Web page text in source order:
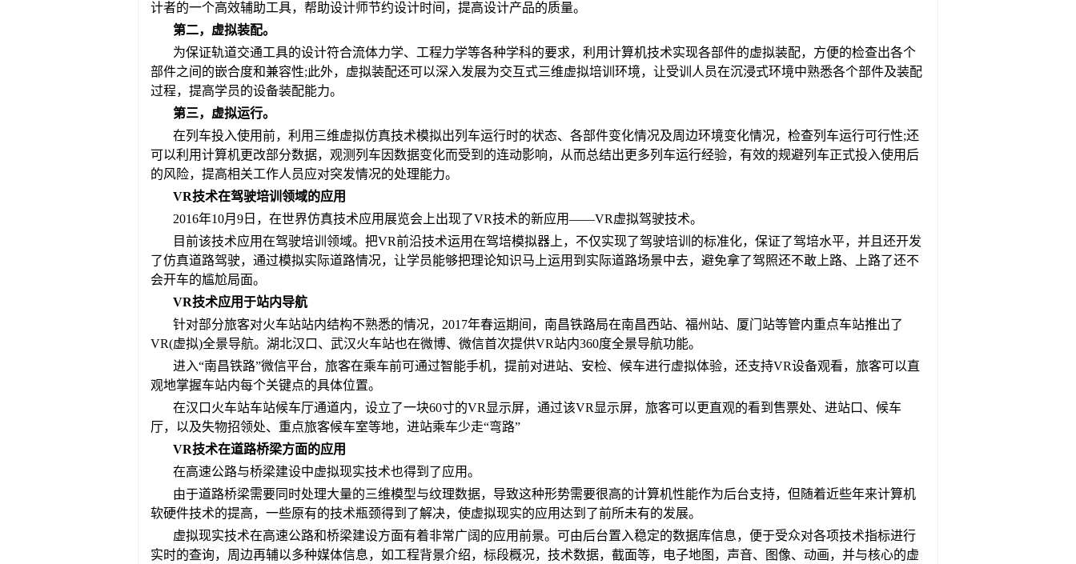
计者的一个高效辅助工具，帮助设计师节约设计时间，提高设计产品的质量。
第二，虚拟装配。
为保证轨道交通工具的设计符合流体力学、工程力学等各种学科的要求，利用计算机技术实现各部件的虚拟装配，方便的检查出各个
部件之间的嵌合度和兼容性;此外，虚拟装配还可以深入发展为交互式三维虚拟培训环境，让受训人员在沉浸式环境中熟悉各个部件及装配
过程，提高学员的设备装配能力。
第三，虚拟运行。
在列车投入使用前，利用三维虚拟仿真技术模拟出列车运行时的状态、各部件变化情况及周边环境变化情况，检查列车运行可行性;还
可以利用计算机更改部分数据，观测列车因数据变化而受到的连动影响，从而总结出更多列车运行经验，有效的规避列车正式投入使用后
的风险，提高相关工作人员应对突发情况的处理能力。
VR技术在驾驶培训领域的应用
2016年10月9日，在世界仿真技术应用展览会上出现了VR技术的新应用——VR虚拟驾驶技术。
目前该技术应用在驾驶培训领域。把VR前沿技术运用在驾培模拟器上，不仅实现了驾驶培训的标准化，保证了驾培水平，并且还开发
了仿真道路驾驶，通过模拟实际道路情况，让学员能够把理论知识马上运用到实际道路场景中去，避免拿了驾照还不敢上路、上路了还不
会开车的尴尬局面。
VR技术应用于站内导航
针对部分旅客对火车站站内结构不熟悉的情况，2017年春运期间，南昌铁路局在南昌西站、福州站、厦门站等管内重点车站推出了
VR(虚拟)全景导航。湖北汉口、武汉火车站也在微博、微信首次提供VR站内360度全景导航功能。
进入“南昌铁路”微信平台，旅客在乘车前可通过智能手机，提前对进站、安检、候车进行虚拟体验，还支持VR设备观看，旅客可以直
观地掌握车站内每个关键点的具体位置。
在汉口火车站车站候车厅通道内，设立了一块60寸的VR显示屏，通过该VR显示屏，旅客可以更直观的看到售票处、进站口、候车
厅，以及失物招领处、重点旅客候车室等地，进站乘车少走“弯路”
VR技术在道路桥梁方面的应用
在高速公路与桥梁建设中虚拟现实技术也得到了应用。
由于道路桥梁需要同时处理大量的三维模型与纹理数据，导致这种形势需要很高的计算机性能作为后台支持，但随着近些年来计算机
软硬件技术的提高，一些原有的技术瓶颈得到了解决，使虚拟现实的应用达到了前所未有的发展。
虚拟现实技术在高速公路和桥梁建设方面有着非常广阔的应用前景。可由后台置入稳定的数据库信息，便于受众对各项技术指标进行
实时的查询，周边再辅以多种媒体信息，如工程背景介绍，标段概况，技术数据，截面等，电子地图，声音、图像、动画，并与核心的虚